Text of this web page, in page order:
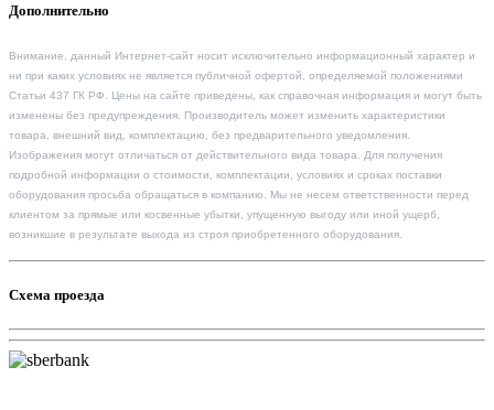
Дополнительно
Внимание, данный Интернет-сайт носит исключительно информационный характер и
ни при каких условиях не является публичной офертой, определяемой положениями
Статьи 437 ГК РФ. Цены на сайте приведены, как справочная информация и могут быть
изменены без предупреждения. Производитель может изменить характеристики
товара, внешний вид, комплектацию, без предварительного уведомления.
Изображения могут отличаться от действительного вида товара. Для получения
подробной информации о стоимости, комплектации, условиях и сроках поставки
оборудования просьба обращаться в компанию. Мы не несем ответственности перед
клиентом за прямые или косвенные убытки, упущенную выгоду или иной ущерб,
возникшие в результате выхода из строя приобретенного оборудования.
Схема проезда